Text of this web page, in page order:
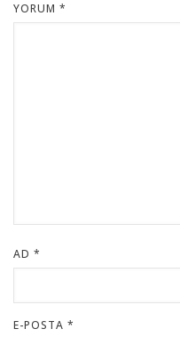
YORUM *
AD *
E-POSTA *